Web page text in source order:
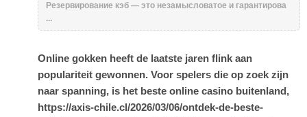
Резервирование кэб — это незамысловатое и гарантирова
...
Online gokken heeft de laatste jaren flink aan
populariteit gewonnen. Voor spelers die op zoek zijn
naar spanning, is het beste online casino buitenland,
https://axis-chile.cl/2026/03/06/ontdek-de-beste-